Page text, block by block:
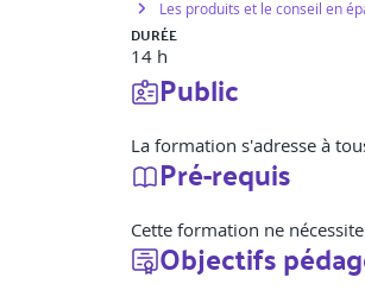
Les produits et le conseil en
DURÉE
14 h
Public
La formation s'adresse à
Pré-requis
Cette formation ne
Objectifs